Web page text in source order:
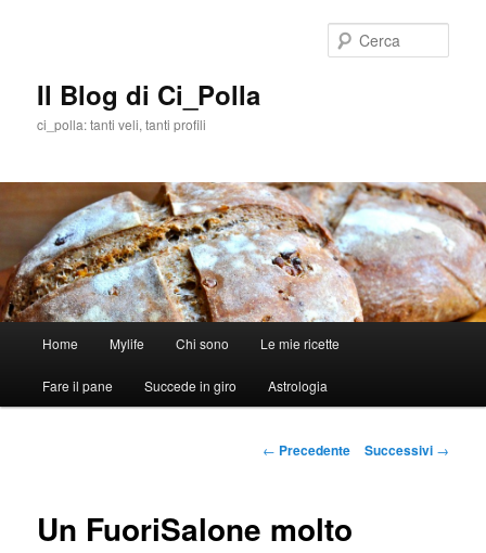
Il Blog di Ci_Polla
ci_polla: tanti veli, tanti profili
principale
Vai
al
Home Mylife Chi sono Le mie ricette
Fare il pane Succede in giro Astrologia
Navigazione
← Precedente Successivi →
Un FuoriSalone molto